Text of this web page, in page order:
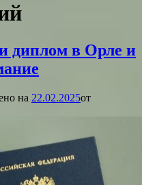
диплом в Орле и
на 22.02.2025от